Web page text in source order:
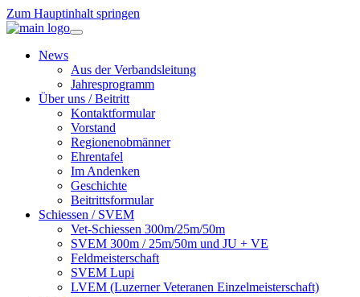
Zum Hauptinhalt springen
News
Aus der Verbandsleitung
Jahresprogramm
Über uns / Beitritt
Kontaktformular
Vorstand
Regionenobmänner
Ehrentafel
Im Andenken
Geschichte
Beitrittsformular
Schiessen / SVEM
Vet-Schiessen 300m/25m/50m
SVEM 300m / 25m/50m und JU + VE
Feldmeisterschaft
SVEM Lupi
LVEM (Luzerner Veteranen Einzelmeisterschaft)